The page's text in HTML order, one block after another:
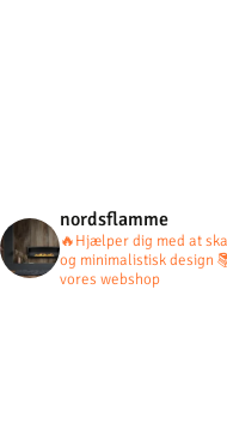
nordsflamme
🔥Hjælper dig med at
og minimalistisk design
vores webshop